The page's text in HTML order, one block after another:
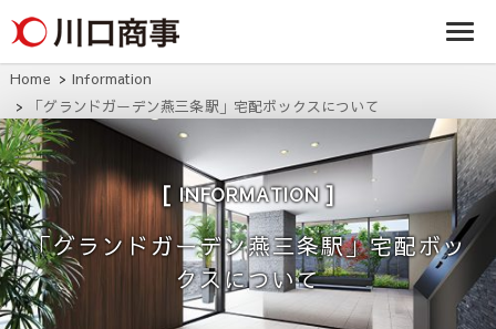
事株式
会社
アパート・マンシ
ョン・マンショ
ン・店舗・事務所
社
Home
Information
「グランドガーデン燕三条駅」宅配ボックスについて
INFORMATION
「グランドガーデン燕三条駅」宅配ボッ
クスについて